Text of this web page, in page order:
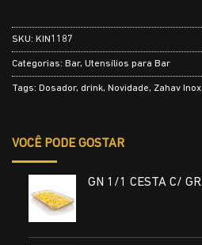
SKU: KIN1187
Categorias: Bar, Utensílios para Bar
Tags: Dosador, drink, Novidade, Zahav Inox
VOCÊ PODE GOSTAR
GN 1/1 CESTA C/